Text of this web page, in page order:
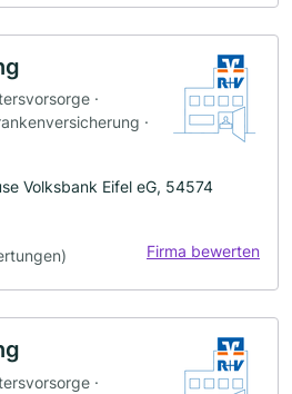
·
·
Volksbank Eifel eG, 54574
Firma bewerten
·